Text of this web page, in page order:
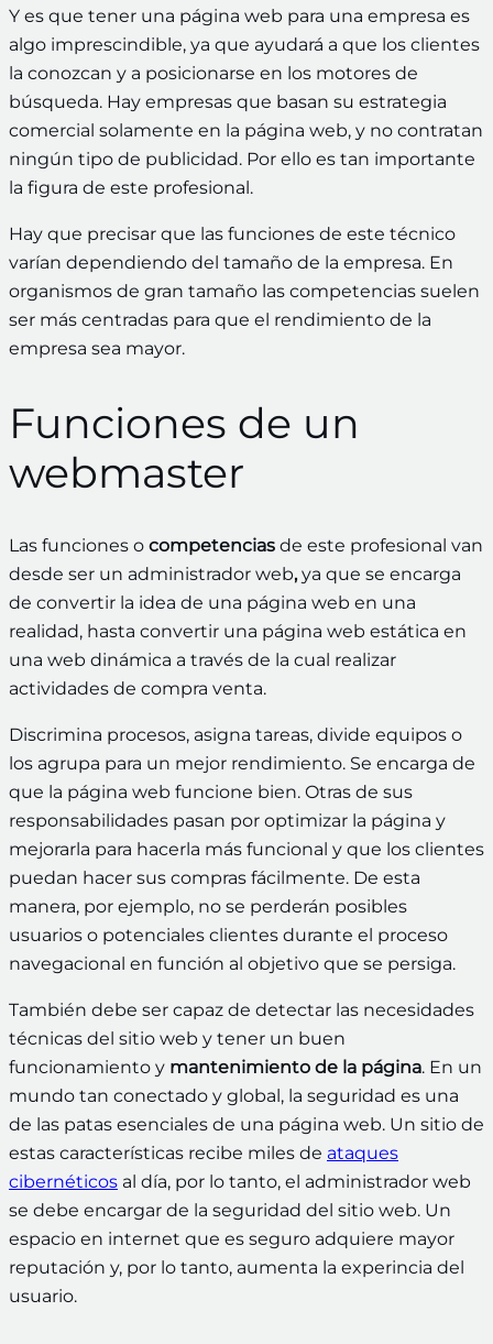
Y es que tener una página web para una empresa es
algo imprescindible, ya que ayudará a que los clientes
la conozcan y a posicionarse en los motores de
búsqueda. Hay empresas que basan su estrategia
comercial solamente en la página web, y no contratan
ningún tipo de publicidad. Por ello es tan importante
la figura de este profesional.
Hay que precisar que las funciones de este técnico
varían dependiendo del tamaño de la empresa. En
organismos de gran tamaño las competencias suelen
ser más centradas para que el rendimiento de la
empresa sea mayor.
Funciones de un
webmaster
Las funciones o competencias de este profesional van
desde ser un administrador web,ya que se encarga
de convertir la idea de una página web en una
realidad, hasta convertir una página web estática en
una web dinámica a través de la cual realizar
actividades de compra venta.
Discrimina procesos, asigna tareas, divide equipos o
los agrupa para un mejor rendimiento. Se encarga de
que la página web funcione bien. Otras de sus
responsabilidades pasan por optimizar la página y
mejorarla para hacerla más funcional y que los clientes
puedan hacer sus compras fácilmente. De esta
manera, por ejemplo, no se perderán posibles
usuarios o potenciales clientes durante el proceso
navegacional en función al objetivo que se persiga.
También debe ser capaz de detectar las necesidades
técnicas del sitio web y tener un buen
funcionamiento y mantenimiento de la página. En un
mundo tan conectado y global, la seguridad es una
de las patas esenciales de una página web. Un sitio de
estas características recibe miles de ataques
cibernéticos al día, por lo tanto, el administrador web
se debe encargar de la seguridad del sitio web. Un
espacio en internet que es seguro adquiere mayor
reputación y, por lo tanto, aumenta la experincia del
usuario.